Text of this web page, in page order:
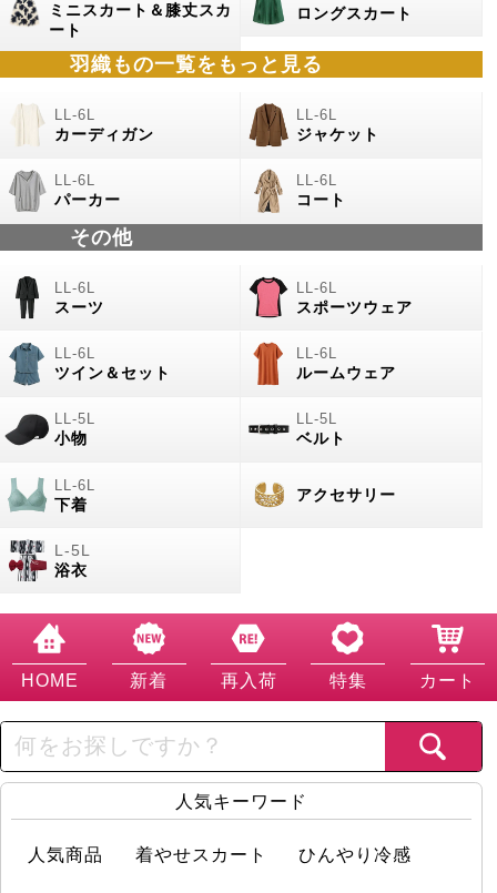
ミニスカート＆膝丈スカ
ート
ロングスカート
羽織もの一覧をもっと見る
カーディガン ジャケット
パーカー コート
その他
スーツ スポーツウェア
ツイン＆セット ルームウェア
小物 ベルト
下着
アクセサリー
浴衣
HOME 新着 再入荷 特集 カート
人気キーワード
人気商品 着やせスカート ひんやり冷感